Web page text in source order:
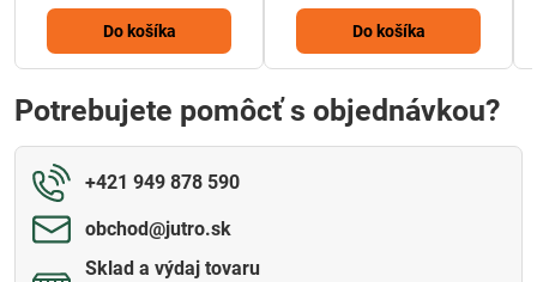
Do košíka Do košíka
Potrebujete pomôcť s objednávkou?
+421 949 878 590
obchod​@jutro​.sk
Sklad a výdaj tovaru